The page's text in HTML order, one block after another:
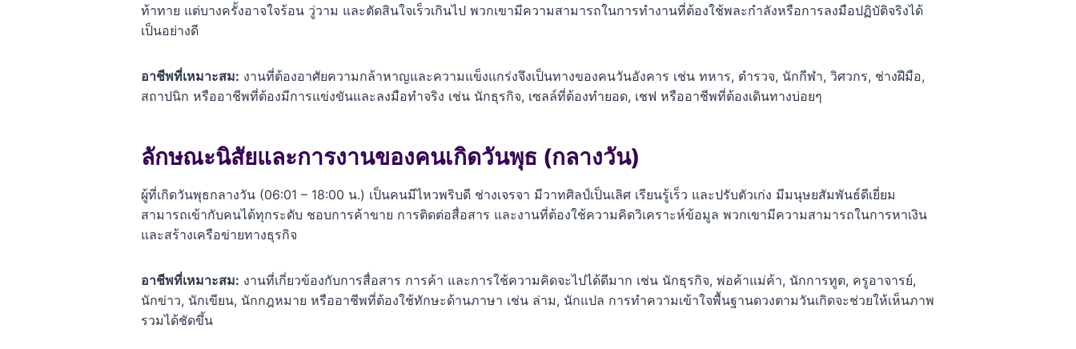
ท้าทาย แต่บางครั้งอาจใจร้อน วู่วาม และตัดสินใจเร็วเกินไป พวกเขามีความสามารถในการทำงานที่ต้องใช้พละกำลังหรือการลงมือปฏิบัติจริงได้
เป็นอย่างดี
อาชีพที่เหมาะสม: งานที่ต้องอาศัยความกล้าหาญและความแข็งแกร่งจึงเป็นทางของคนวันอังคาร เช่น ทหาร, ตำรวจ, นักกีฬา, วิศวกร, ช่างฝีมือ,
สถาปนิก หรืออาชีพที่ต้องมีการแข่งขันและลงมือทำจริง เช่น นักธุรกิจ, เซลล์ที่ต้องทำยอด, เชฟ หรืออาชีพที่ต้องเดินทางบ่อยๆ
ลักษณะนิสัยและการงานของคนเกิดวันพุธ (กลางวัน)
ผู้ที่เกิดวันพุธกลางวัน (06:01 – 18:00 น.) เป็นคนมีไหวพริบดี ช่างเจรจา มีวาทศิลป์เป็นเลิศ เรียนรู้เร็ว และปรับตัวเก่ง มีมนุษยสัมพันธ์ดีเยี่ยม
สามารถเข้ากับคนได้ทุกระดับ ชอบการค้าขาย การติดต่อสื่อสาร และงานที่ต้องใช้ความคิดวิเคราะห์ข้อมูล พวกเขามีความสามารถในการหาเงิน
และสร้างเครือข่ายทางธุรกิจ
อาชีพที่เหมาะสม: งานที่เกี่ยวข้องกับการสื่อสาร การค้า และการใช้ความคิดจะไปได้ดีมาก เช่น นักธุรกิจ, พ่อค้าแม่ค้า, นักการทูต, ครูอาจารย์,
นักข่าว, นักเขียน, นักกฎหมาย หรืออาชีพที่ต้องใช้ทักษะด้านภาษา เช่น ล่าม, นักแปล การทำความเข้าใจพื้นฐานดวงตามวันเกิดจะช่วยให้เห็นภาพ
รวมได้ชัดขึ้น